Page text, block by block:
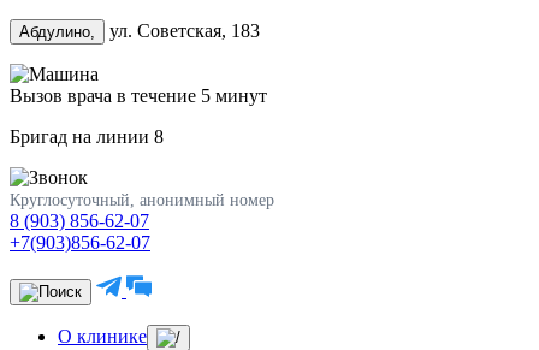
Абдулино, ул. Советская, 183
Вызов врача в течение 5 минут
Бригад на линии 8
Круглосуточный, анонимный номер
8 (903) 856-62-07
+7(903)856-62-07
О клинике